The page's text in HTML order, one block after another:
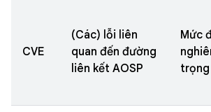
CVE
(Các) lỗi liên
quan đến đường
liên kết AOSP
Mức
trọng